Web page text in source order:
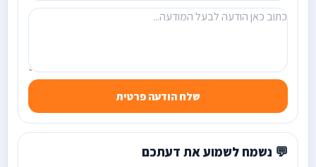
שלח הודעה פרטית
💬 נשמח לשמוע את דעתכם